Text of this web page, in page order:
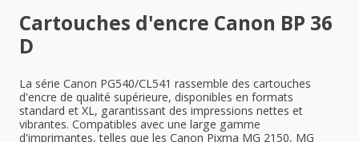
Cartouches d'encre Canon BP 36
D
La série Canon PG540/CL541 rassemble des cartouches
d'encre de qualité supérieure, disponibles en formats
standard et XL, garantissant des impressions nettes et
vibrantes. Compatibles avec une large gamme
d'imprimantes, telles que les Canon Pixma MG 2150, MG